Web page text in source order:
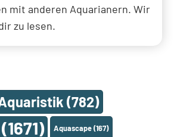
mit anderen Aquarianern. Wir
zu lesen.
(782)
(1671) Aquascape(167)